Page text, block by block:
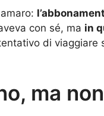
con sé, ma in
di viaggiare
ma